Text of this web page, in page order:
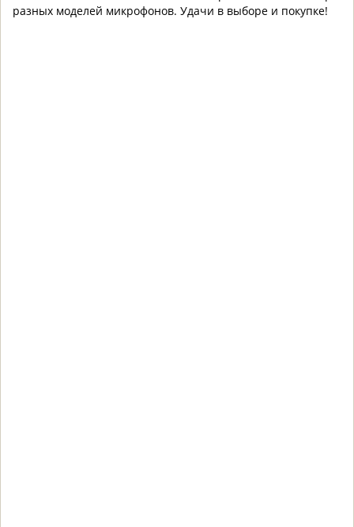
разных моделей микрофонов. Удачи в выборе и покупке!